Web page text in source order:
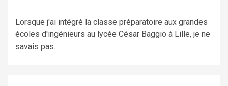
Lorsque j'ai intégré la classe préparatoire aux grandes
écoles d'ingénieurs au lycée César Baggio à Lille, je ne
savais pas...